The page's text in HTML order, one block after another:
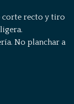
corte recto y tiro
No planchar a